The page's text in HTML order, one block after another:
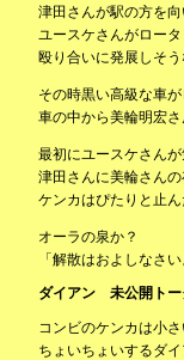
津田さんが駅の方を向
ユースケさんがロー
殴り合いに発展しそう
その時黒い高級な車
車の中から美輪明宏さ
最初にユースケさんが
津田さんに美輪さんの
ケンカはぴたりと止ん
オーラの泉か？
「解散はおよしなさ
ダイアン 未公開ト
コンビのケンカは小さ
ちょいちょいするダイ